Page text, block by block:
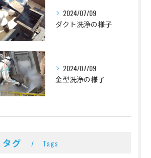
2024/07/09
ダクト洗浄の様子
2024/07/09
金型洗浄の様子
タグ Tags